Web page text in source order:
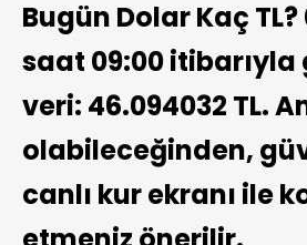
Bugün Dolar Kaç
saat 09:00
veri: 46.094032 TL.
olabileceğinden,
canlı kur ekranı ile